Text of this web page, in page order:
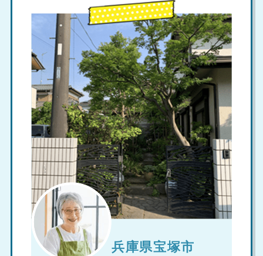
兵庫県宝塚市